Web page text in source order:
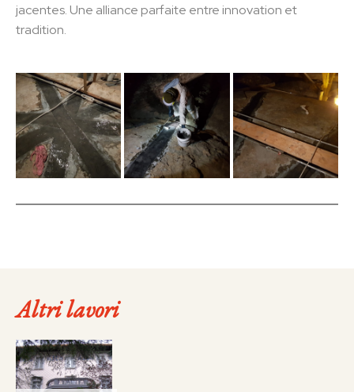
jacentes. Une alliance parfaite entre innovation et
tradition.
Altri lavori